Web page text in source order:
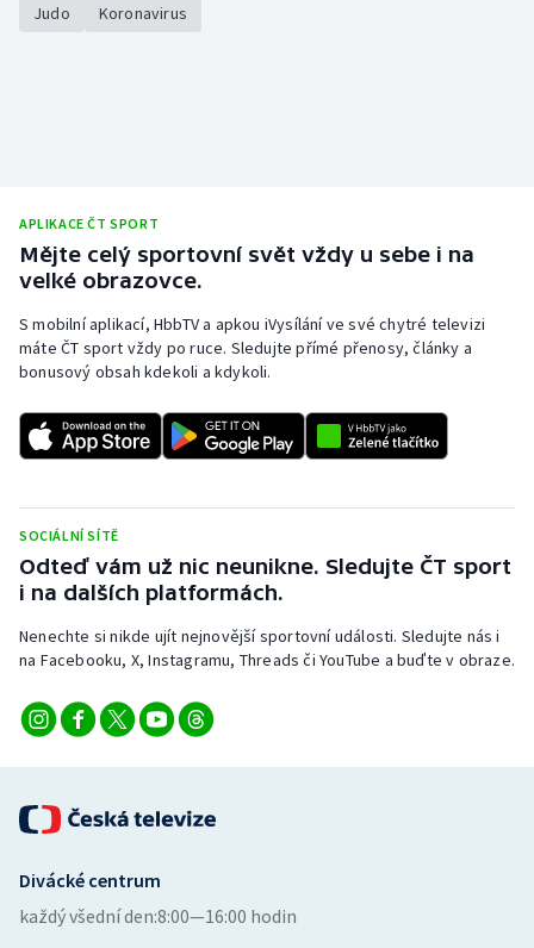
Judo Koronavirus
APLIKACE ČT SPORT
Mějte celý sportovní svět vždy u sebe i na
velké obrazovce.
S mobilní aplikací, HbbTV a apkou iVysílání ve své chytré televizi
máte ČT sport vždy po ruce. Sledujte přímé přenosy, články a
bonusový obsah kdekoli a kdykoli.
SOCIÁLNÍ SÍTĚ
Odteď vám už nic neunikne. Sledujte ČT sport
i na dalších platformách.
Nenechte si nikde ujít nejnovější sportovní události. Sledujte nás i
na Facebooku, X, Instagramu, Threads či YouTube a buďte v obraze.
Divácké centrum
každý všední den:8:00—16:00 hodin